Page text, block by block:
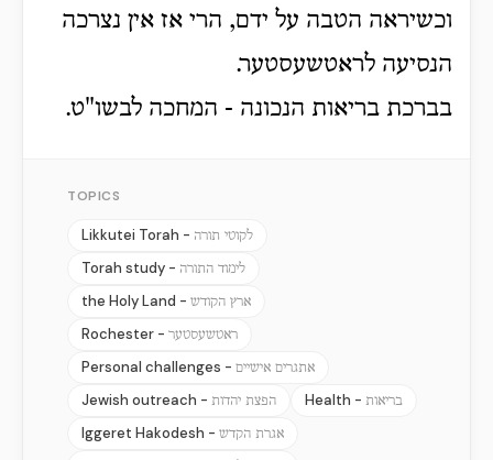
וכשיראה הטבה על ידם, הרי אז אין נצרכה
הנסיעה לראטשעסטער.
בברכת בריאות הנכונה - המחכה לבשו"ט.
TOPICS
Likkutei Torah - לקוטי תורה
Torah study - לימוד התורה
the Holy Land - ארץ הקודש
Rochester - ראטשעסטער
Personal challenges - אתגרים אישיים
Jewish outreach - הפצת יהדות Health - בריאות
Iggeret Hakodesh - אגרת הקדש